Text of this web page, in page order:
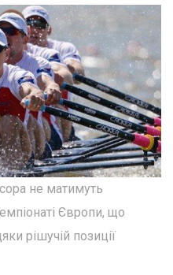
не матимуть
Європи, що
рішучій позиції